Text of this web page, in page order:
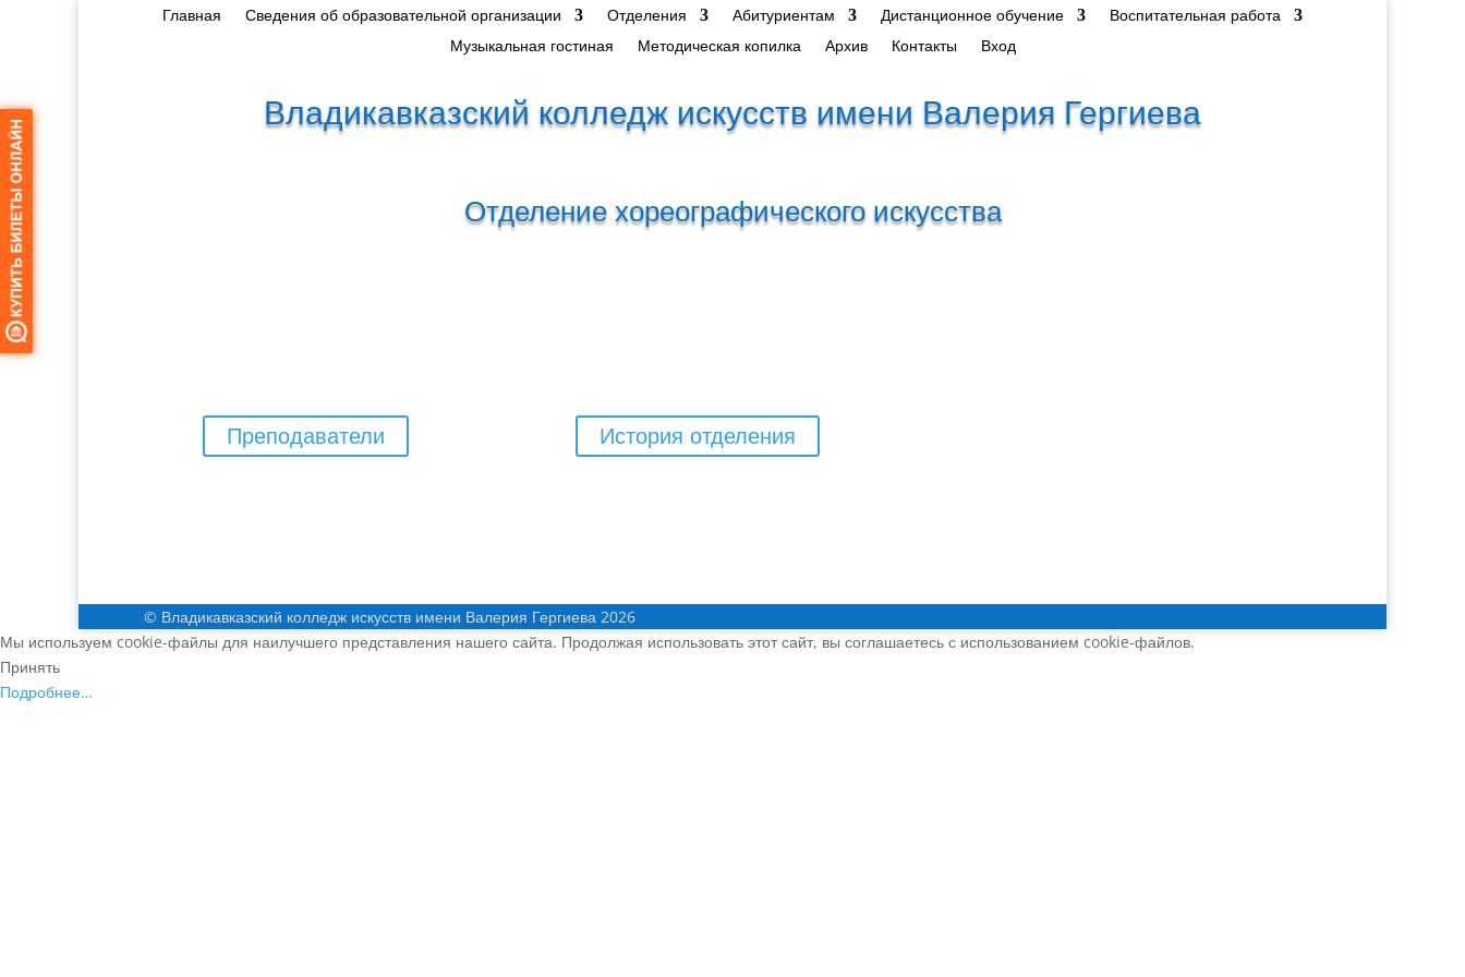
Главная Сведения об образовательной организации Отделения Абитуриентам Дистанционное обучение
Воспитательная работа
Музыкальная гостиная
Методическая копилка Архив Контакты Вход
Владикавказский колледж искусств имени Валерия Гергиева
Отделение хореографического искусства
Преподаватели История отделения
© Владикавказский колледж искусств имени Валерия Гергиева 2026
Мы используем cookie-файлы для наилучшего представления нашего сайта. Продолжая использовать этот сайт, вы соглашаетесь с использованием cookie-файлов.
Принять
Подробнее…